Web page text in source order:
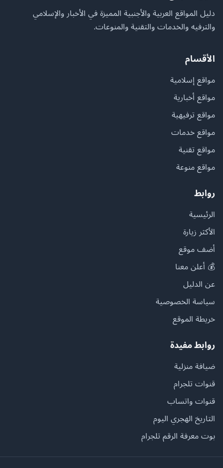
دليل المواقع العربية والأجنبية المميزة في الأخبار والإسلامي
والترفيه والخدمات والتقنية والمنوعات.
الأقسام
مواقع إسلامية
مواقع أخبارية
مواقع ترفيهية
مواقع خدمات
مواقع تقنية
مواقع منوعة
روابط
الرئيسية
الأكثر زيارة
أضف موقع
💰 أعلن معنا
عن الدليل
سياسة الخصوصية
خريطة الموقع
روابط مفيدة
ضيافة منزلية
قنوات تلجرام
قنوات واتساب
التاريخ الهجري اليوم
بوت معرفة الرقم تلجرام